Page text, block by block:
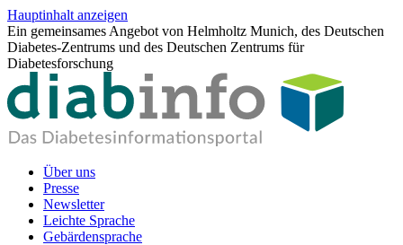
Hauptinhalt anzeigen
Ein gemeinsames Angebot von Helmholtz Munich, des Deutschen
Diabetes-Zentrums und des Deutschen Zentrums für
Diabetesforschung
Über uns
Presse
Newsletter
Leichte Sprache
Gebärdensprache